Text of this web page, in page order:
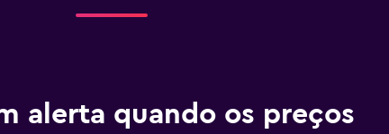
alerta quando os preços